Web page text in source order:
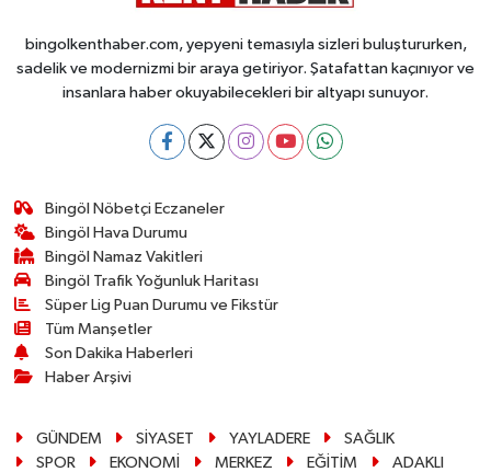
bingolkenthaber.com, yepyeni temasıyla sizleri buluştururken,
sadelik ve modernizmi bir araya getiriyor. Şatafattan kaçınıyor ve
insanlara haber okuyabilecekleri bir altyapı sunuyor.
Bingöl Nöbetçi Eczaneler
Bingöl Hava Durumu
Bingöl Namaz Vakitleri
Bingöl Trafik Yoğunluk Haritası
Süper Lig Puan Durumu ve Fikstür
Tüm Manşetler
Son Dakika Haberleri
Haber Arşivi
GÜNDEM SİYASET YAYLADERE
SAĞLIK
SPOR
EKONOMİ MERKEZ EĞİTİM
ADAKLI